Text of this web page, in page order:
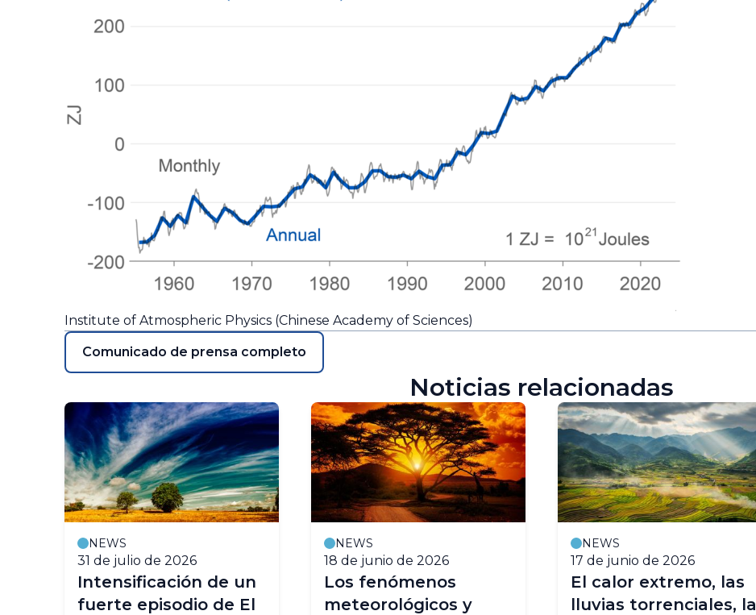
Institute of Atmospheric Physics (Chinese Academy of Sciences)
Comunicado de prensa completo
Noticias relacionadas
NEWS
31 de julio de 2026
Intensificación de un
fuerte episodio de El
NEWS
18 de junio de 2026
Los fenómenos
meteorológicos y
NEWS
17 de junio de 2026
El calor extremo, las
lluvias torrenciales, la